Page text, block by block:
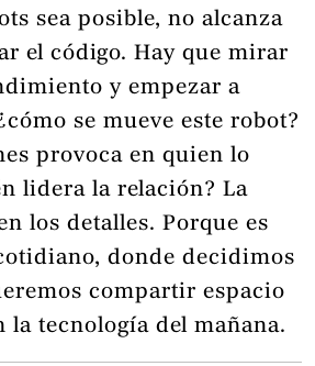
sea posible, no alcanza
el código. Hay que mirar
y empezar a
se mueve este robot?
provoca en quien lo
lidera la relación? La
los detalles. Porque es
donde decidimos
compartir espacio
la tecnología del mañana.